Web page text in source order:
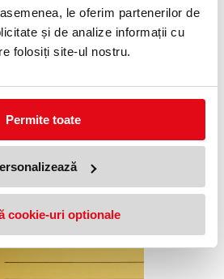
le oferim partenerilor de
și de analize informații cu
folosiți site-ul nostru.
Permite toate
cookie-uri optionale
de culori, le poti organiza
iti doresti!